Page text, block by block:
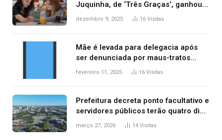
Juquinha, de ‘Três Graças’, ganhou
repercussão internacional
dezembro 9, 2025 16 Visitas
Mãe é levada para delegacia após
ser denunciada por maus-tratos
contra dois filhos, diz polícia
fevereiro 11, 2025 16 Visitas
Prefeitura decreta ponto facultativo e
servidores públicos terão quatro dias
de folga na Semana Santa
março 27, 2026 14 Visitas